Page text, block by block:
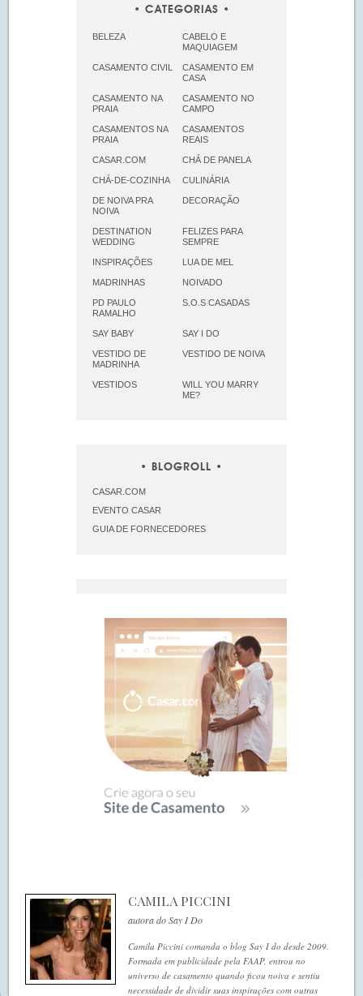
CATEGORIAS
BELEZA
CABELO E
MAQUIAGEM
CASAMENTO CIVIL
CASAMENTO EM
CASA
CASAMENTO NA
PRAIA
CASAMENTO NO
CAMPO
CASAMENTOS NA
PRAIA
CASAMENTOS
REAIS
CASAR.COM CHÁ DE PANELA
CHÁ-DE-COZINHA CULINÁRIA
DE NOIVA PRA
NOIVA
DECORAÇÃO
DESTINATION
WEDDING
FELIZES PARA
SEMPRE
INSPIRAÇÕES LUA DE MEL
MADRINHAS NOIVADO
PD PAULO
RAMALHO
S.O.S CASADAS
SAY BABY SAY I DO
VESTIDO DE
MADRINHA
VESTIDO DE NOIVA
VESTIDOS
WILL YOU MARRY
ME?
BLOGROLL
CASAR.COM
EVENTO CASAR
GUIA DE FORNECEDORES
CAMILA PICCINI
autora do Say I Do
Camila Piccini comanda o blog Say I do desde 2009.
Formada em publicidade pela FAAP, entrou no
universo de casamento quando ficou noiva e sentiu
necessidade de dividir suas inspirações com outras